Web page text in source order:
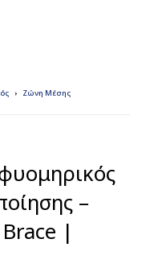
Ζώνη Μέσης
–
|